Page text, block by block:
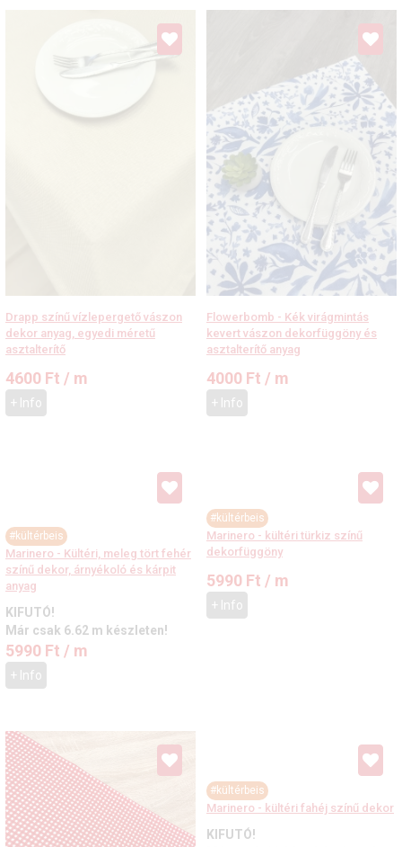
Drapp színű vízlepergető vászon
dekor anyag, egyedi méretű
asztalterítő
4600 Ft / m
+ Info
Flowerbomb - Kék virágmintás
kevert vászon dekorfüggöny és
asztalterítő anyag
4000 Ft / m
+ Info
#kültérbeis
Marinero - Kültéri, meleg tört fehér
színű dekor, árnyékoló és kárpit
anyag
KIFUTÓ!
Már csak 6.62 m készleten!
5990 Ft / m
+ Info
#kültérbeis
Marinero - kültéri türkiz színű
dekorfüggöny
5990 Ft / m
+ Info
#kültérbeis
Marinero - kültéri fahéj színű dekor
KIFUTÓ!